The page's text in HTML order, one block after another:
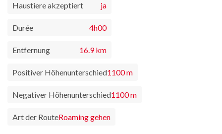
Haustiere akzeptiert
ja
Durée 4h00
Entfernung 16.9 km
Positiver Höhenunterschied1100 m
Negativer Höhenunterschied1100 m
Art der RouteRoaming gehen